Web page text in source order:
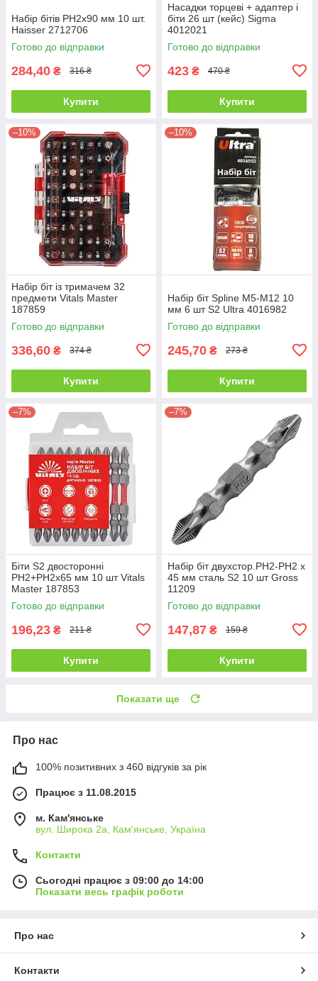
Набір бітів PH2х90 мм 10 шт.
Haisser 2712706
Готово до відправки
284,40 ₴ 316 ₴
Купити
Насадки торцеві + адаптер і
біти 26 шт (кейс) Sigma
4012021
Готово до відправки
423 ₴ 470 ₴
Купити
–10%
Набір біт із тримачем 32
предмети Vitals Master
187859
Готово до відправки
336,60 ₴ 374 ₴
Купити
–10%
Набір біт Spline М5-М12 10
мм 6 шт S2 Ultra 4016982
Готово до відправки
245,70 ₴ 273 ₴
Купити
–7%
Біти S2 двосторонні
PH2+PH2х65 мм 10 шт Vitals
Master 187853
Готово до відправки
196,23 ₴ 211 ₴
Купити
–7%
Набір біт двухстор.PH2-PH2 х
45 мм сталь S2 10 шт Gross
11209
Готово до відправки
147,87 ₴ 159 ₴
Купити
Показати ще
Про нас
100% позитивних з 460 відгуків за рік
Працює з 11.08.2015
м. Кам'янське
вул. Широка 2а, Кам'янське, Україна
Контакти
Сьогодні працює з 09:00 до 14:00
Показати весь графік роботи
Про нас
Контакти